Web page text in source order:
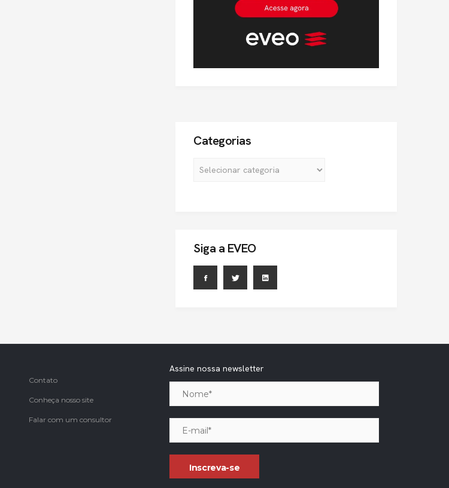
Categorias
Siga a EVEO
Contato
Conheça nosso site
Falar com um consultor
Assine nossa newsletter